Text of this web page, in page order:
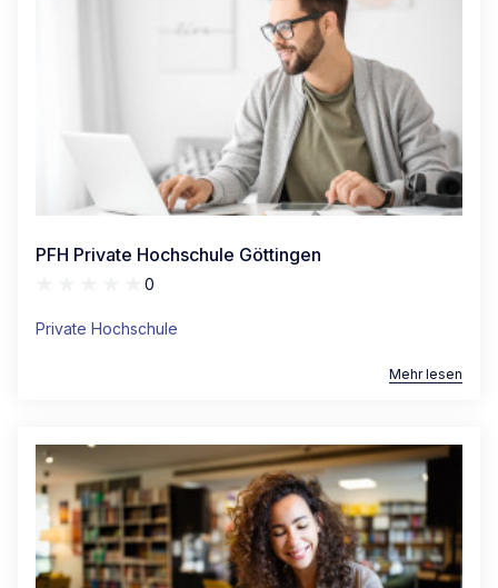
PFH Private Hochschule Göttingen
0
Private Hochschule
Mehr lesen